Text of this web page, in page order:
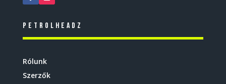
Petrolheadz
Rólunk
Szerzők